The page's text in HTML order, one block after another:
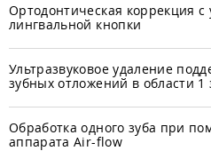
Ортодонтическая коррекция с
лингвальной кнопки
Ультразвуковое удаление
зубных отложений в области 1
Обработка одного зуба при
аппарата Air-flow